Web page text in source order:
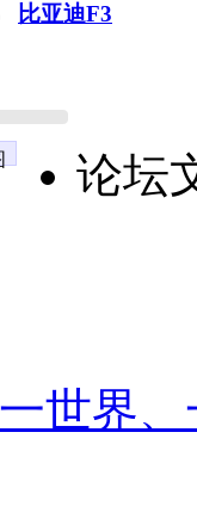
比亚迪F3
论坛
世界